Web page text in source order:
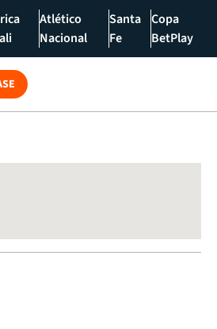
Atlético
Nacional
Santa
Fe
Copa
BetPlay